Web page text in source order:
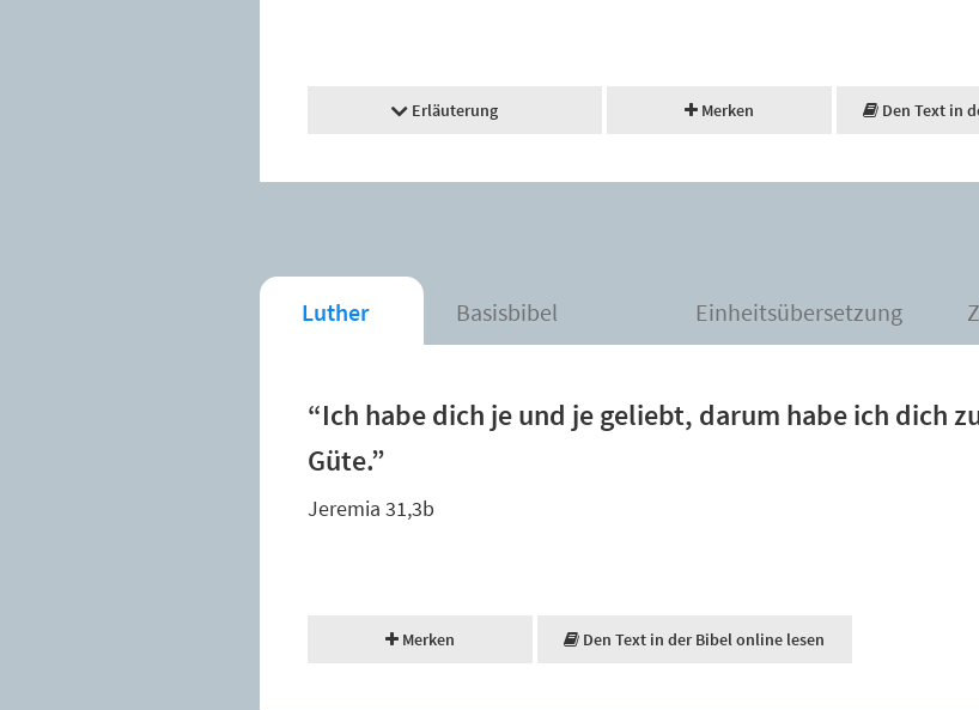
Erläuterung Merken Den Text in
Luther Basisbibel Einheitsübersetzung
“Ich habe dich je und je geliebt, darum habe ich dich
Güte.”
Jeremia 31,3b
Merken Den Text in der Bibel online lesen